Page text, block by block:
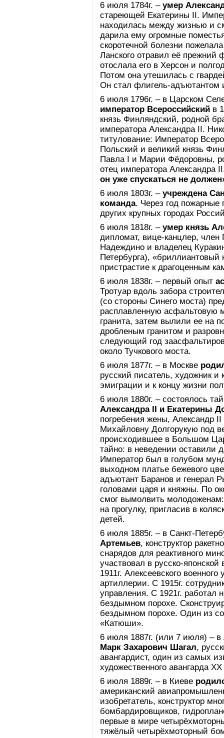
6 июля 1784г. –умер
стареющей Екатерины II.
находилась между жизнью и
дарила ему огромные
скоротечной болезни
Ланского отравил её прежний
отослала его в Херсон и
Потом она утешилась с
Он стал флигель-адъютантом
6 июля 1796г. – в Царском
император Всероссийский в
князь Финляндский, родной
императора Александра II.
титулование: Император
Польский и великий князь
Павла I и Марии Фёдоровны,
отец императора Александра
он уже спускаться не
6 июля 1803г. –учреждена
команда. Через год пожарные
других крупных городах
6 июля 1818г. –умер князь
дипломат, вице-канцлер, член
Надеждино и владелец
Петербурга), «бриллиантовый
пристрастие к драгоценным
6 июля 1838г. – первый опыт
Тротуар вдоль забора
(со стороны Синего моста)
расплавленную асфальтовую
гранита, затем вылили ее на
дробленым гранитом и
следующий год
около Тучкового моста.
6 июля 1877г. – в Москве
русский писатель, художник и
эмиграции и к концу жизни
6 июля 1880г. – состоялось
Александра II и Екатерины
погребения жены, Александр
Михайловну Долгорукую под
происходившее в Большом
тайно: в неведении оставили
Император был в голубом
выходном платье бежевого
адъютант Баранов и генерал
головами царя и княжны. По
смог вымолвить
на прогулку, пригласив в
детей.
6 июля 1885г. – в Санкт-
Артемьев, конструктор
снарядов для реактивного
участвовал в русско-японской
1911г. Алексеевского
артиллерии. С 1915г.
управления. С 1921г. работал
бездымном порохе.
бездымном порохе. Один из
«Катюши».
6 июля 1887г. (или 7 июля) –
Марк Захарович Шагал,
авангардист, один из самых
художественного авангарда XX
6 июля 1889г. – в Киеве
американский
изобретатель, конструктор
бомбардировщиков,
первые в мире
тяжёлый четырёхмоторный